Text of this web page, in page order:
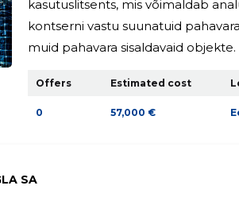
kasutuslitsents, mis võimaldab
kontserni vastu suunatuid
muid pahavara sisaldavaid objekte.
Offers
0
Estimated cost
57,000 €
SA